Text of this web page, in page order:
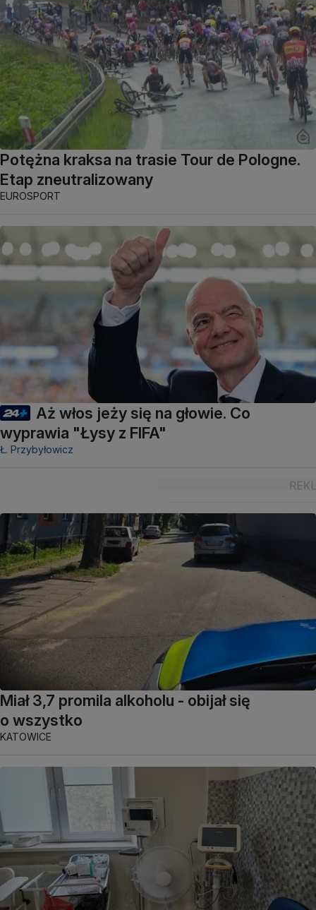
Potężna kraksa na trasie Tour de Pologne.
Etap zneutralizowany
EUROSPORT
Aż włos jeży się na głowie. Co
wyprawia "Łysy z FIFA"
Ł. Przybyłowicz
Miał 3,7 promila alkoholu - obijał się
o wszystko
KATOWICE